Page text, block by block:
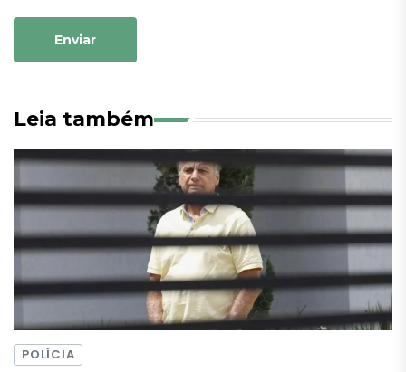
Enviar
Leia também
POLÍCIA